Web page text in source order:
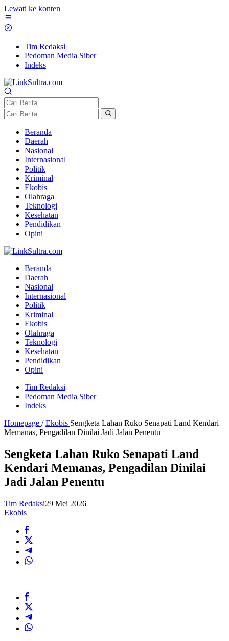
Lewati ke konten
Tim Redaksi
Pedoman Media Siber
Indeks
Beranda
Daerah
Nasional
Internasional
Politik
Kriminal
Ekobis
Olahraga
Teknologi
Kesehatan
Pendidikan
Opini
Beranda
Daerah
Nasional
Internasional
Politik
Kriminal
Ekobis
Olahraga
Teknologi
Kesehatan
Pendidikan
Opini
Tim Redaksi
Pedoman Media Siber
Indeks
Homepage / Ekobis Sengketa Lahan Ruko Senapati Land Kendari
Memanas, Pengadilan Dinilai Jadi Jalan Penentu
Sengketa Lahan Ruko Senapati Land
Kendari Memanas, Pengadilan Dinilai
Jadi Jalan Penentu
Tim Redaksi29 Mei 2026
Ekobis